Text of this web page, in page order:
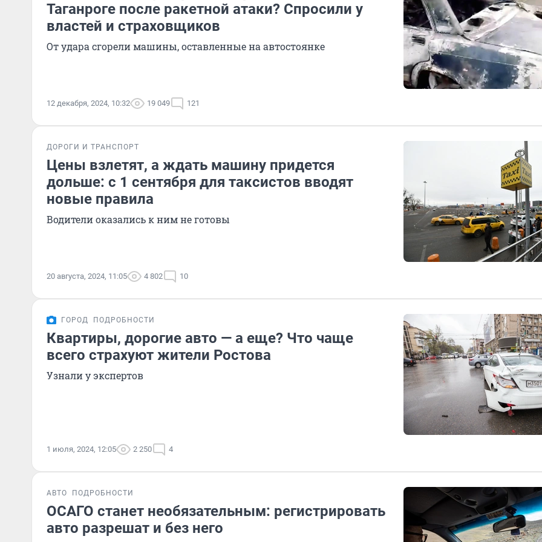
Таганроге после ракетной атаки? Спросили у
властей и страховщиков
От удара сгорели машины, оставленные на автостоянке
12 декабря, 2024, 10:32 19 049 121
ДОРОГИ И ТРАНСПОРТ
Цены взлетят, а ждать машину придется
дольше: с 1 сентября для таксистов вводят
новые правила
Водители оказались к ним не готовы
20 августа, 2024, 11:05 4 802 10
ГОРОД ПОДРОБНОСТИ
Квартиры, дорогие авто — а еще? Что чаще
всего страхуют жители Ростова
Узнали у экспертов
1 июля, 2024, 12:05 2 250 4
АВТО ПОДРОБНОСТИ
ОСАГО станет необязательным: регистрировать
авто разрешат и без него